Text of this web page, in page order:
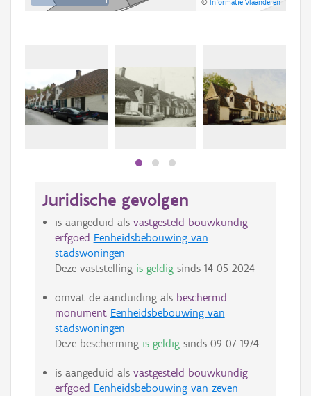
©Informatie Vlaanderen
Juridische gevolgen
is aangeduid als vastgesteld bouwkundig
erfgoed Eenheidsbebouwing van
stadswoningen
Deze vaststelling is geldigsinds 14-05-2024
omvat de aanduiding als beschermd
monument Eenheidsbebouwing van
stadswoningen
Deze bescherming is geldigsinds 09-07-1974
is aangeduid als vastgesteld bouwkundig
erfgoed Eenheidsbebouwing van zeven